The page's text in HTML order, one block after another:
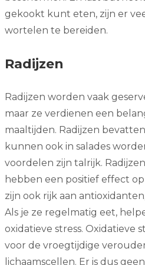
gekookt kunt eten, zijn er
wortelen te bereiden.
Radijzen
Radijzen worden vaak
maar ze verdienen een
maaltijden. Radijzen
kunnen ook in salades
voordelen zijn talrijk.
hebben een positief effect
zijn ook rijk aan
Als je ze regelmatig eet,
oxidatieve stress. Oxidatieve
voor de vroegtijdige
lichaamscellen. Er is dus